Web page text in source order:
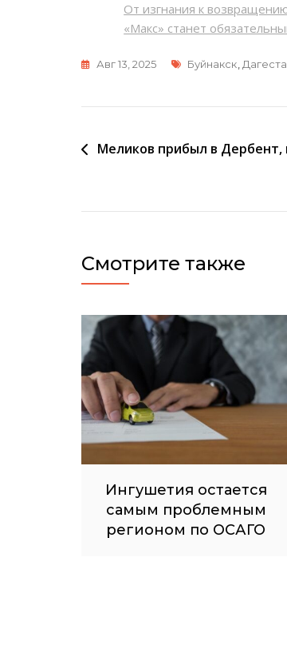
От изгнания к
«Макс» станет
Авг 13, 2025 Метки
Буйнакск
Навигация
Меликов прибыл в Дербент,
Смотрите также
Ингушетия остается
самым проблемным
регионом по ОСАГО